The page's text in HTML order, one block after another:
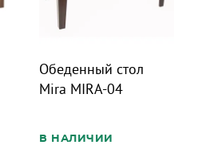
Обеденный стол
Mira MIRA-04
В НАЛИЧИИ